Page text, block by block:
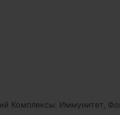
Комплексы: Иммунитет,